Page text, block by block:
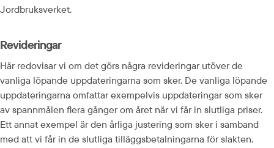
Jordbruksverket.
Revideringar
Här redovisar vi om det görs några revideringar utöver de
vanliga löpande uppdateringarna som sker. De vanliga löpande
uppdateringarna omfattar exempelvis uppdateringar som sker
av spannmålen flera gånger om året när vi får in slutliga priser.
Ett annat exempel är den årliga justering som sker i samband
med att vi får in de slutliga tilläggsbetalningarna för slakten.